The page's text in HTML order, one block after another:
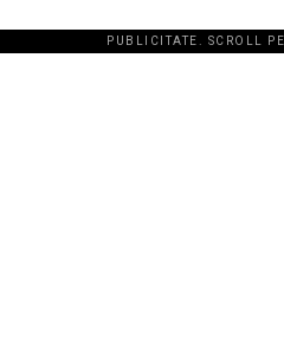
PUBLICITATE. SCROLL